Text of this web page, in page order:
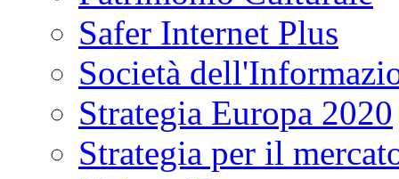
Safer Internet Plus
Società
Strategia Europa 2020
Strategia per il